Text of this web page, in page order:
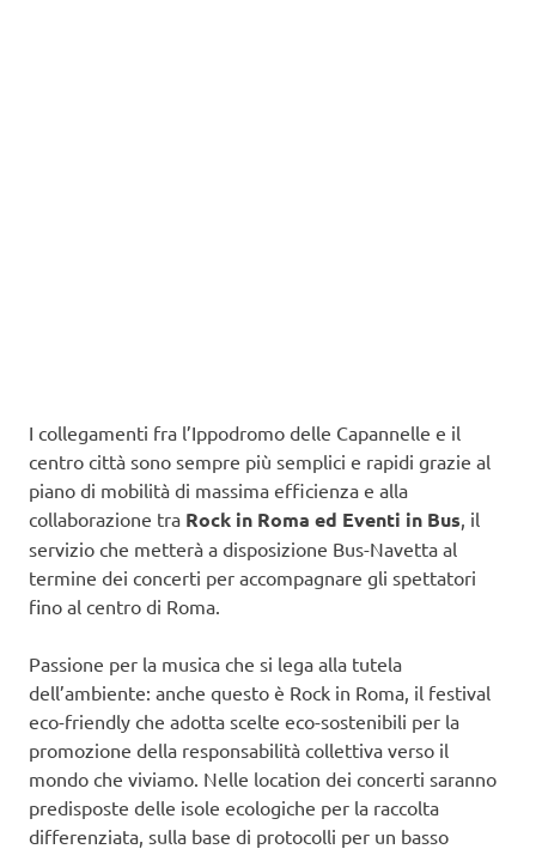
I collegamenti fra l’Ippodromo delle Capannelle e il
centro città sono sempre più semplici e rapidi grazie al
piano di mobilità di massima efficienza e alla
collaborazione tra Rock in Roma ed Eventi in Bus , il
servizio che metterà a disposizione Bus-Navetta al
termine dei concerti per accompagnare gli spettatori
fino al centro di Roma.
Passione per la musica che si lega alla tutela
dell’ambiente: anche questo è Rock in Roma, il festival
eco-friendly che adotta scelte eco-sostenibili per la
promozione della responsabilità collettiva verso il
mondo che viviamo. Nelle location dei concerti saranno
predisposte delle isole ecologiche per la raccolta
differenziata, sulla base di protocolli per un basso